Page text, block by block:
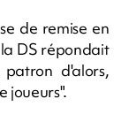
de remise en
DS répondait
d'alors,
joueurs".